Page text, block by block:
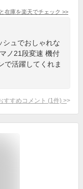
在庫を楽天でチェック >>
シュでおしゃれな
ノ21段変速 機付
で活躍してくれま
すすめコメント (1 件) >